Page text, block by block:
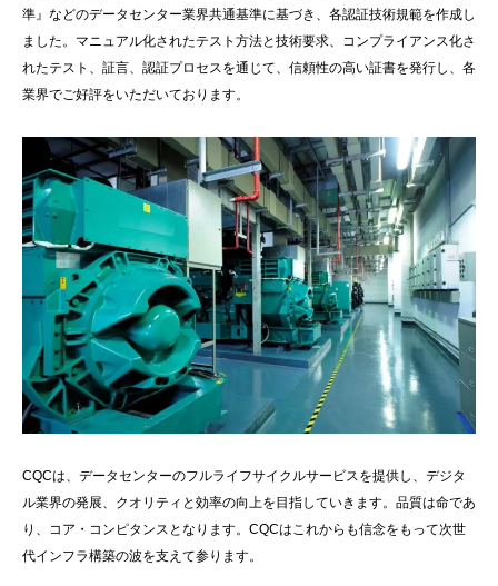
準』などのデータセンター業界共通基準に基づき、各認証技術規範を作成し
ました。マニュアル化されたテスト方法と技術要求、コンプライアンス化さ
れたテスト、証言、認証プロセスを通じて、信頼性の高い証書を発行し、各
業界でご好評をいただいております。
CQCは、データセンターのフルライフサイクルサービスを提供し、デジタ
ル業界の発展、クオリティと効率の向上を目指していきます。品質は命であ
り、コア・コンピタンスとなります。CQCはこれからも信念をもって次世
代インフラ構築の波を支えて参ります。